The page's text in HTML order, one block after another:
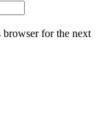
browser for the next